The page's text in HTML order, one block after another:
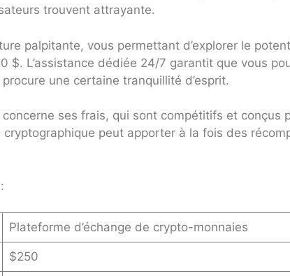
trouvent attrayante.
palpitante, vous permettant d’explorer le
L’assistance dédiée 24/7 garantit que vous
une certaine tranquillité d’esprit.
ses frais, qui sont compétitifs et conçus
peut apporter à la fois des
Plateforme d’échange de crypto-monnaies
$250